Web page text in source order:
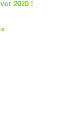
2020 !